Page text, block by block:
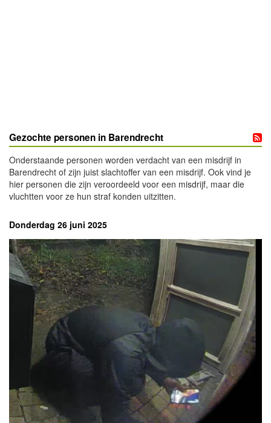
Gezochte personen in Barendrecht
Onderstaande personen worden verdacht van een misdrijf in
Barendrecht of zijn juist slachtoffer van een misdrijf. Ook vind je
hier personen die zijn veroordeeld voor een misdrijf, maar die
vluchtten voor ze hun straf konden uitzitten.
Donderdag 26 juni 2025